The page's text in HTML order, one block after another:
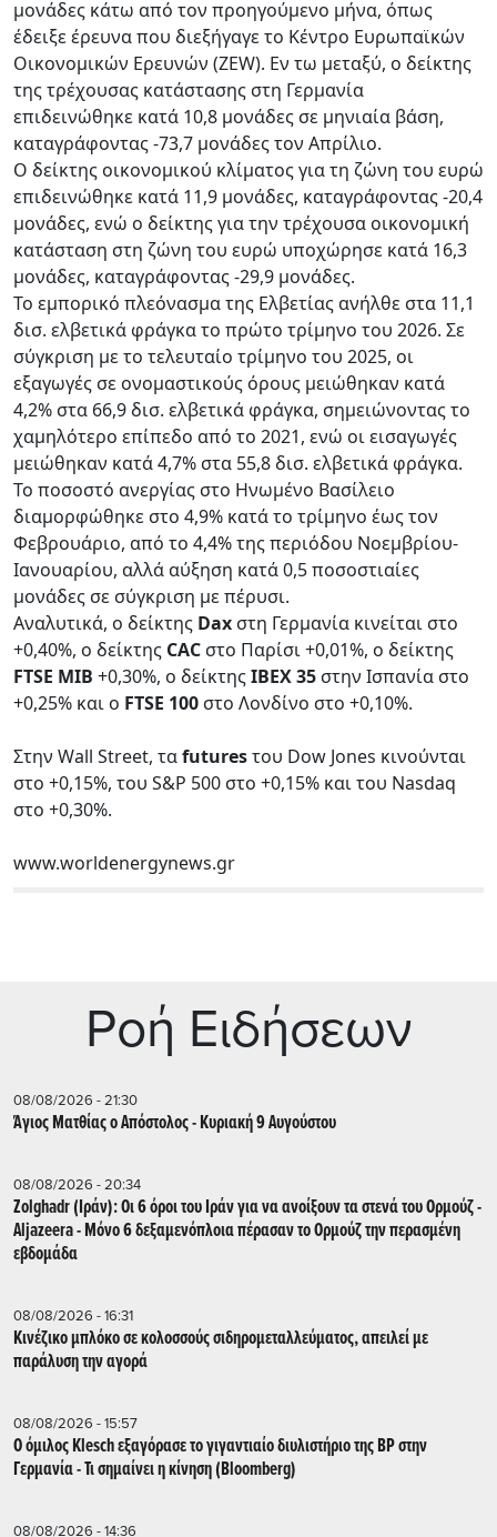
μονάδες κάτω από τον προηγούμενο μήνα, όπως
έδειξε έρευνα που διεξήγαγε το Κέντρο Ευρωπαϊκών
Οικονομικών Ερευνών (ZEW). Εν τω μεταξύ, ο δείκτης
της τρέχουσας κατάστασης στη Γερμανία
επιδεινώθηκε κατά 10,8 μονάδες σε μηνιαία βάση,
καταγράφοντας -73,7 μονάδες τον Απρίλιο.
Ο δείκτης οικονομικού κλίματος για τη ζώνη του ευρώ
επιδεινώθηκε κατά 11,9 μονάδες, καταγράφοντας -20,4
μονάδες, ενώ ο δείκτης για την τρέχουσα οικονομική
κατάσταση στη ζώνη του ευρώ υποχώρησε κατά 16,3
μονάδες, καταγράφοντας -29,9 μονάδες.
Το εμπορικό πλεόνασμα της Ελβετίας ανήλθε στα 11,1
δισ. ελβετικά φράγκα το πρώτο τρίμηνο του 2026. Σε
σύγκριση με το τελευταίο τρίμηνο του 2025, οι
εξαγωγές σε ονομαστικούς όρους μειώθηκαν κατά
4,2% στα 66,9 δισ. ελβετικά φράγκα, σημειώνοντας το
χαμηλότερο επίπεδο από το 2021, ενώ οι εισαγωγές
μειώθηκαν κατά 4,7% στα 55,8 δισ. ελβετικά φράγκα.
Το ποσοστό ανεργίας στο Ηνωμένο Βασίλειο
διαμορφώθηκε στο 4,9% κατά το τρίμηνο έως τον
Φεβρουάριο, από το 4,4% της περιόδου Νοεμβρίου-
Ιανουαρίου, αλλά αύξηση κατά 0,5 ποσοστιαίες
μονάδες σε σύγκριση με πέρυσι.
Αναλυτικά, ο δείκτης Dax στη Γερμανία κινείται στο
+0,40%, ο δείκτης CAC στο Παρίσι +0,01%, ο δείκτης
FTSE MIB +0,30%, ο δείκτηςIBEX 35 στην Ισπανία στο
+0,25% και ο FTSE 100 στο Λονδίνο στο +0,10%.
Στην Wall Street, ταfuturesτου Dow Jones κινούνται
στο +0,15%, του S&P 500 στο +0,15% και του Nasdaq
στο +0,30%.
www.worldenergynews.gr
Ρoή Ειδήσεων
08/08/2026 - 21:30
Άγιος Ματθίας ο Απόστολος - Κυριακή 9 Αυγούστου
08/08/2026 - 20:34
Zolghadr (Ιράν): Οι 6 όροι του Ιράν για να ανοίξουν τα στενά του Ορμούζ -
Aljazeera - Mόνο 6 δεξαμενόπλοια πέρασαν το Ορμούζ την περασμένη
εβδομάδα
08/08/2026 - 16:31
Κινέζικο μπλόκο σε κολοσσούς σιδηρομεταλλεύματος, απειλεί με
παράλυση την αγορά
08/08/2026 - 15:57
Ο όμιλος Klesch εξαγόρασε το γιγαντιαίο διυλιστήριο της BP στην
Γερμανία - Τι σημαίνει η κίνηση (Βloomberg)
08/08/2026 - 14:36